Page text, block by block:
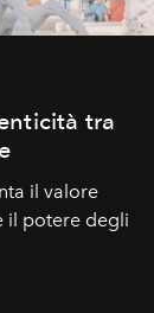
tra
il valore
il potere degli